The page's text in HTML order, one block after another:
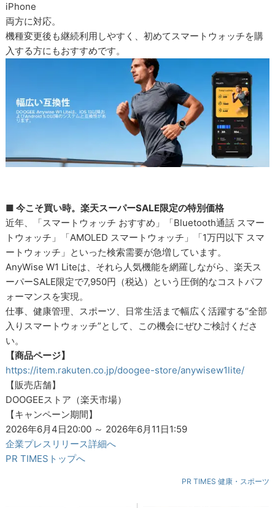
iPhone
両方に対応。
機種変更後も継続利用しやすく、初めてスマートウォッチを購
入する方にもおすすめです。
■ 今こそ買い時。楽天スーパーSALE限定の特別価格
近年、「スマートウォッチ おすすめ」「Bluetooth通話 スマー
トウォッチ」「AMOLED スマートウォッチ」「1万円以下 スマ
ートウォッチ」といった検索需要が急増しています。
AnyWise W1 Liteは、それら人気機能を網羅しながら、楽天ス
ーパーSALE限定で7,950円（税込）という圧倒的なコストパフ
ォーマンスを実現。
仕事、健康管理、スポーツ、日常生活まで幅広く活躍する“全部
入りスマートウォッチ”として、この機会にぜひご検討くださ
い。
【商品ページ】
https://item.rakuten.co.jp/doogee-store/anywisew1lite/
【販売店舗】
DOOGEEストア（楽天市場）
【キャンペーン期間】
2026年6月4日20:00 ～ 2026年6月11日1:59
企業プレスリリース詳細へ
PR TIMESトップへ
PR TIMES 健康・スポーツ